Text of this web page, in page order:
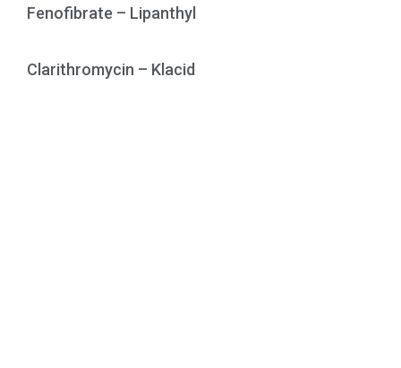
Fenofibrate – Lipanthyl
Clarithromycin – Klacid